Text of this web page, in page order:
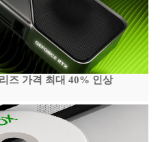
즈 가격 최대 40% 인상